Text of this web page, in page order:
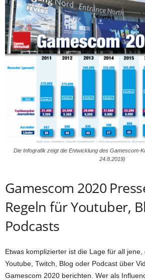
Die Infografik zeigt die Entwicklung des Gamescom-
24.8.2019)
Gamescom 2020
Regeln für Youtuber,
Podcasts
Etwas komplizierter ist die Lage für all
Youtube, Twitch, Blog oder Podcast über
Gamescom 2020 berichten. Wer als